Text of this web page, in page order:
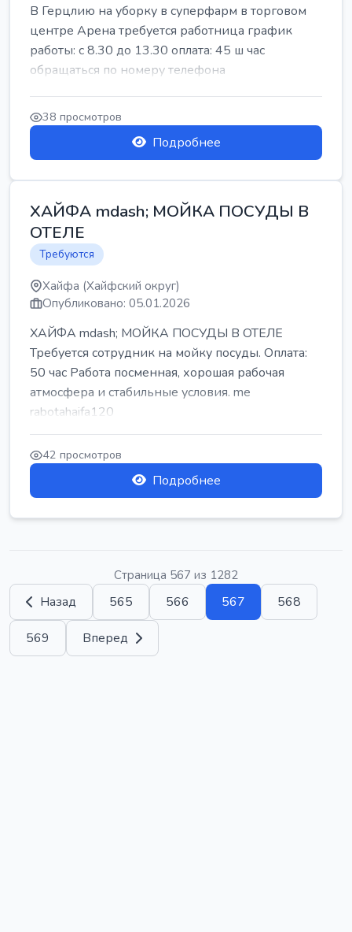
В Герцлию на уборку в суперфарм в торговом
центре Арена требуется работница график
работы: с 8.30 до 13.30 оплата: 45 ш час
обращаться по номеру телефона
38 просмотров
Подробнее
ХАЙФА mdash; МОЙКА ПОСУДЫ В
ОТЕЛЕ
Требуются
Хайфа (Хайфский округ)
Опубликовано: 05.01.2026
ХАЙФА mdash; МОЙКА ПОСУДЫ В ОТЕЛЕ
Требуется сотрудник на мойку посуды. Оплата:
50 час Работа посменная, хорошая рабочая
атмосфера и стабильные условия. me
rabotahaifa120
42 просмотров
Подробнее
Страница 567 из 1282
Назад 565 566 567 568
569 Вперед